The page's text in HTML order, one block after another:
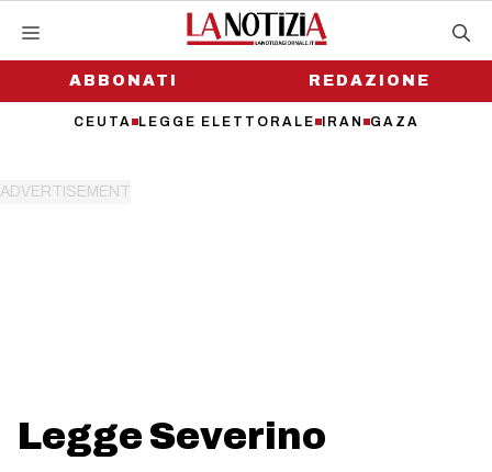
contenutoABBONATI
CEUTA LEGGE ELETTORALE IRAN GAZA
REDAZIONE
Legge Severino